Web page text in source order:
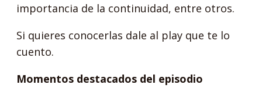
importancia de la continuidad, entre otros.
Si quieres conocerlas dale al play que te lo
cuento.
Momentos destacados del episodio